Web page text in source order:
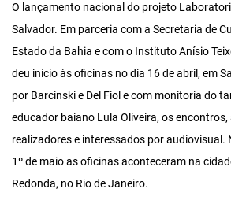
O lançamento nacional do projeto
Salvador. Em parceria com a Secretaria de
Estado da Bahia e com o Instituto Anísio
deu início às oficinas no dia 16 de abril, em
por Barcinski e Del Fiol e com monitoria do
educador baiano Lula Oliveira, os
realizadores e interessados por audiovisual.
1º de maio as oficinas aconteceram na
Redonda, no Rio de Janeiro.